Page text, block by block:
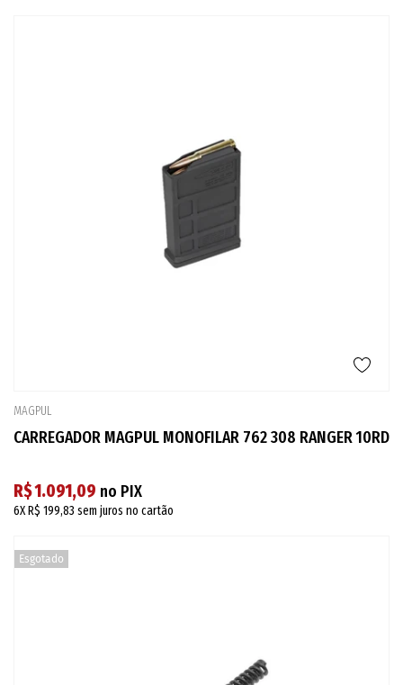
MAGPUL
CARREGADOR MAGPUL MONOFILAR 762 308 RANGER 10RD
R$ 1.091,09 no PIX
6XR$ 199,83 sem juros no cartão
Esgotado